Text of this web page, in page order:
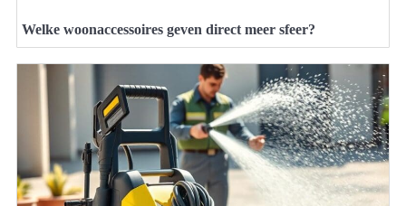
Welke woonaccessoires geven direct meer sfeer?